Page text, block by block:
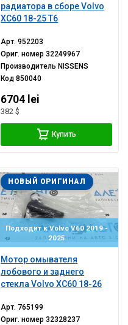
радиатора в сборе Volvo
XC60 18-25 T6
Арт.952203
Ориг. номер32249967
Производитель NISSENS
Код850040
6704 lei
382 $
Купить
Подходит к Volvo V60 2019 -
2025
Мотор омывателя
лобового и заднего
стекла Volvo XC60 18-26
НОВЫЙ ОРИГИНАЛ
Арт. 765199
Ориг. номер32328237